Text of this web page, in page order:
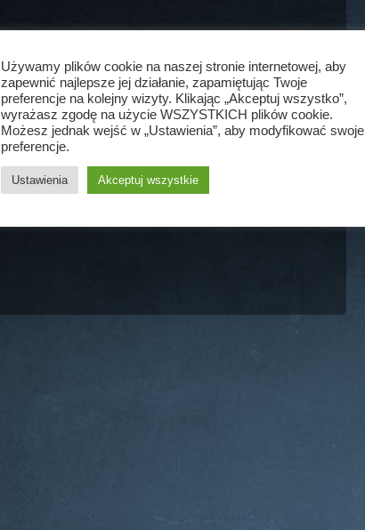
Używamy plików cookie na naszej stronie internetowej, aby
zapewnić najlepsze jej działanie, zapamiętując Twoje
preferencje na kolejny wizyty. Klikając „Akceptuj wszystko”,
wyrażasz zgodę na użycie WSZYSTKICH plików cookie.
Możesz jednak wejść w „Ustawienia”, aby modyfikować swoje
preferencje.
Ustawienia Akceptuj wszystkie